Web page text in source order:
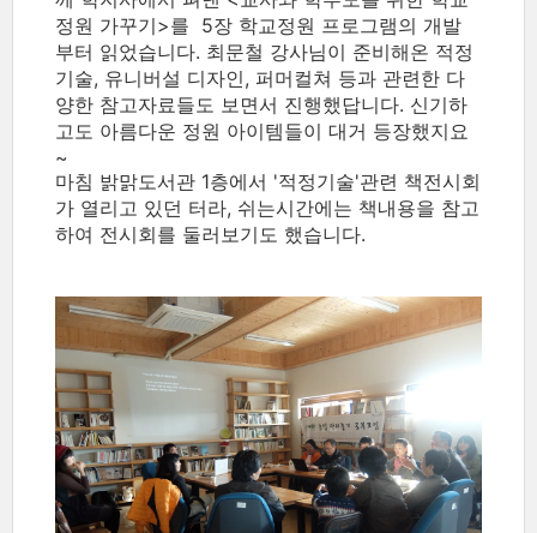
정원 가꾸기>를 5장 학교정원 프로그램의 개발
부터 읽었습니다. 최문철 강사님이 준비해온 적정
기술, 유니버설 디자인, 퍼머컬쳐 등과 관련한 다
양한 참고자료들도 보면서 진행했답니다. 신기하
고도 아름다운 정원 아이템들이 대거 등장했지요
~
마침 밝맑도서관 1층에서 '적정기술'관련 책전시회
가 열리고 있던 터라, 쉬는시간에는 책내용을 참고
하여 전시회를 둘러보기도 했습니다.